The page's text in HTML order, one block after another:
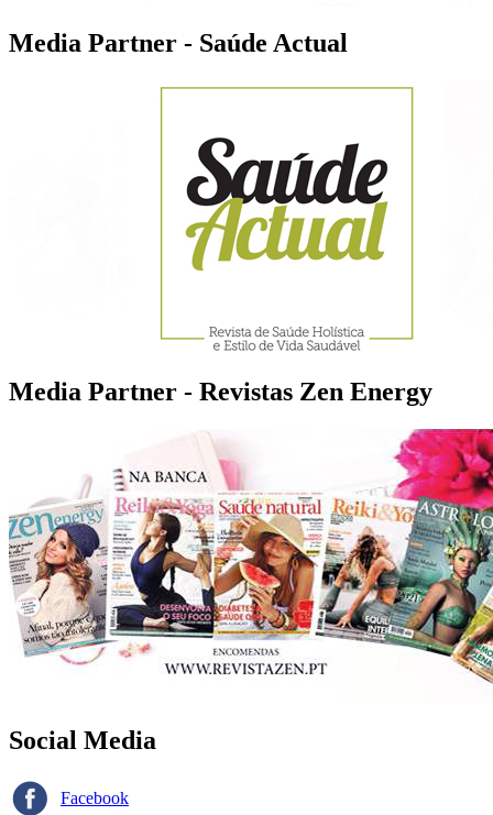
Media Partner - Saúde Actual
Media Partner - Revistas Zen Energy
Social Media
Facebook